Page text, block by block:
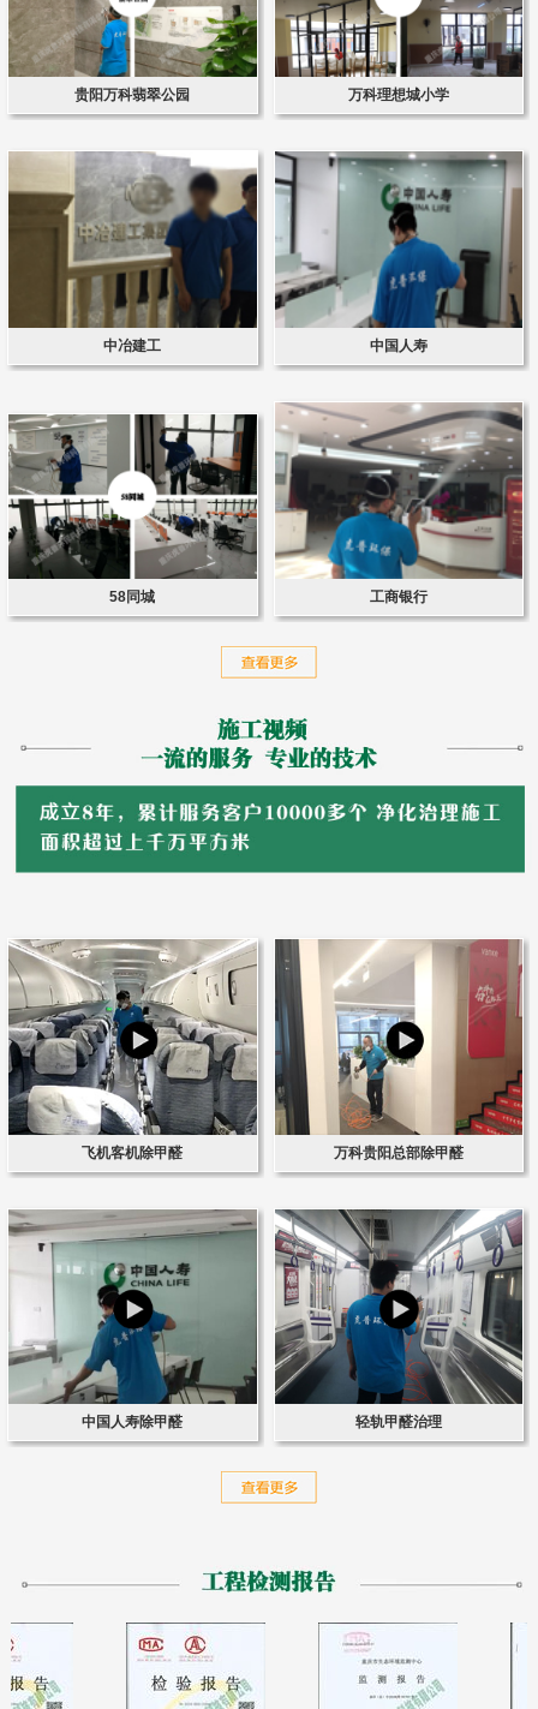
贵阳万科翡翠公园 万科理想城小学
中冶建工 中国人寿
58同城 工商银行
飞机客机除甲醛 万科贵阳总部除甲醛
中国人寿除甲醛 轻轨甲醛治理